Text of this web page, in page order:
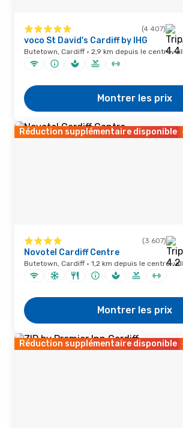
(4 407)
voco St David's Cardiff by IHG
Butetown, Cardiff · 2,9 km depuis le centre-
Montrer les prix
Réduction supplémentaire disponible
(3 607)
Novotel Cardiff Centre
Butetown, Cardiff · 1,2 km depuis le centre-
Montrer les prix
Réduction supplémentaire disponible